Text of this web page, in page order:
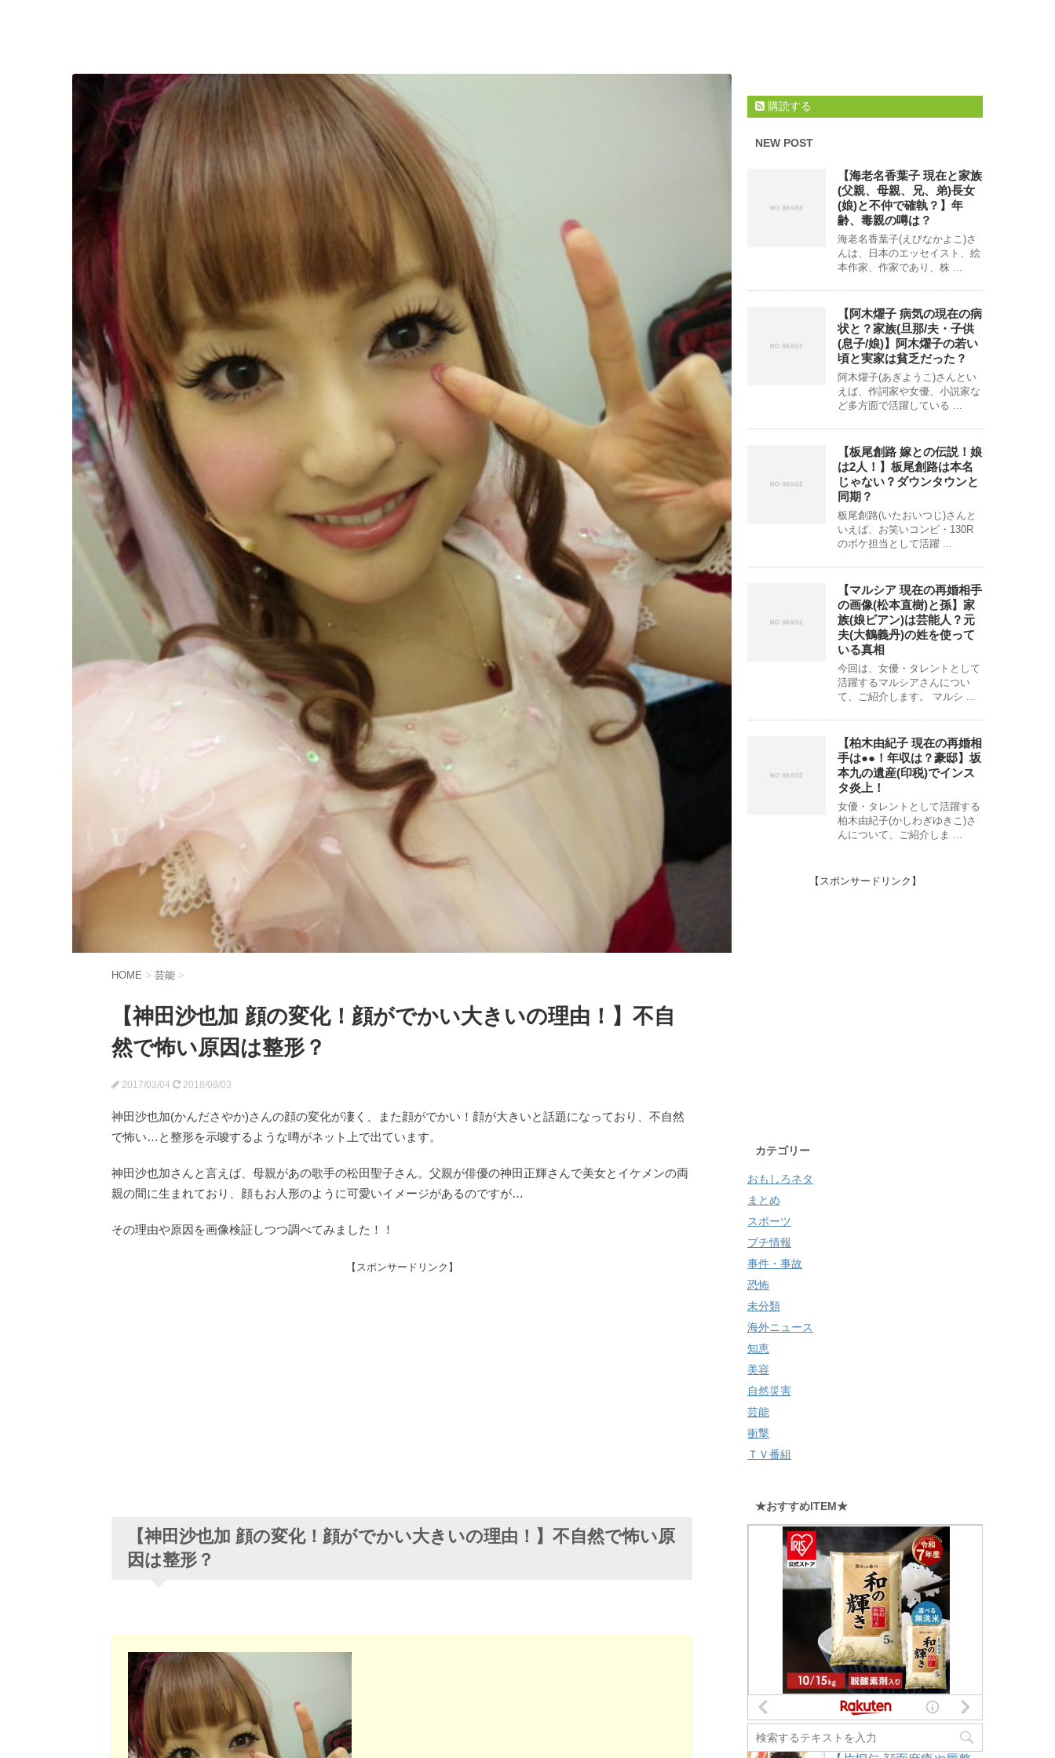
HOME > 芸能 >
【神田沙也加 顔の変化！顔がでかい大きいの理由！】不自
然で怖い原因は整形？
2017/03/04 2018/08/03
神田沙也加(かんださやか)さんの顔の変化が凄く、また顔がでかい！顔が大きいと話題になっており、不自然
で怖い…と整形を示唆するような噂がネット上で出ています。
神田沙也加さんと言えば、母親があの歌手の松田聖子さん。父親が俳優の神田正輝さんで美女とイケメンの両
親の間に生まれており、顔もお人形のように可愛いイメージがあるのですが…
その理由や原因を画像検証しつつ調べてみました！！
【スポンサードリンク】
【神田沙也加 顔の変化！顔がでかい大きいの理由！】不自然で怖い原
因は整形？
購読する
NEW POST
【海老名香葉子 現在と家族
(父親、母親、兄、弟)長女
(娘)と不仲で確執？】年
齢、毒親の噂は？
海老名香葉子(えびなかよこ)さ
んは、日本のエッセイスト、絵
本作家、作家であり、株 ...
【阿木燿子 病気の現在の病
状と？家族(旦那/夫・子供
(息子/娘)】阿木燿子の若い
頃と実家は貧乏だった？
阿木燿子(あぎようこ)さんとい
えば、作詞家や女優、小説家な
ど多方面で活躍している ...
【板尾創路 嫁との伝説！娘
は2人！】板尾創路は本名
じゃない？ダウンタウンと
同期？
板尾創路(いたおいつじ)さんと
いえば、お笑いコンビ・130R
のボケ担当として活躍 ...
【マルシア 現在の再婚相手
の画像(松本直樹)と孫】家
族(娘ビアン)は芸能人？元
夫(大鶴義丹)の姓を使って
いる真相
今回は、女優・タレントとして
活躍するマルシアさんについ
て、ご紹介します。 マルシ ...
【柏木由紀子 現在の再婚相
手は●●！年収は？豪邸】坂
本九の遺産(印税)でインス
タ炎上！
女優・タレントとして活躍する
柏木由紀子(かしわぎゆきこ)さ
んについて、ご紹介しま ...
【スポンサードリンク】
カテゴリー
おもしろネタ
まとめ
スポーツ
プチ情報
事件・事故
恐怖
未分類
海外ニュース
知恵
美容
自然災害
芸能
衝撃
ＴＶ番組
★おすすめITEM★